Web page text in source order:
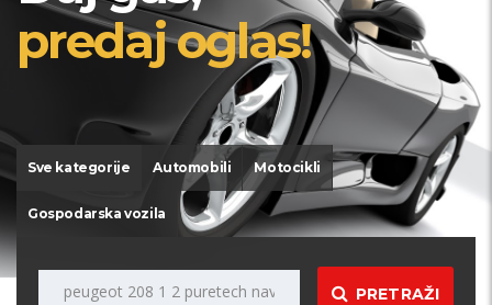
predaj oglas!
Sve kategorije Automobili Motocikli
Gospodarska vozila
PRETRAŽI